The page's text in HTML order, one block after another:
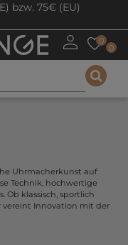
bzw. 75€ (EU)
0
0
Uhrmacherkunst auf
Technik, hochwertige
Ob klassisch, sportlich
vereint Innovation mit der